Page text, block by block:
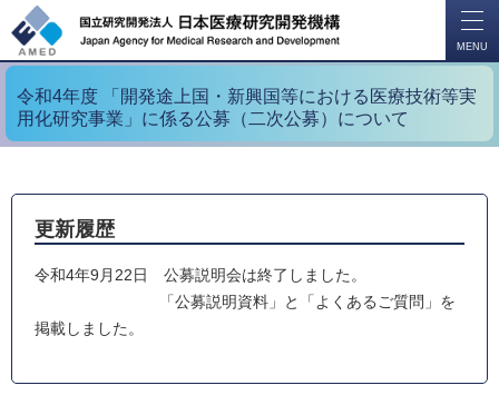
MENU
令和4年度 「開発途上国・新興国等における医療技術等実
用化研究事業」に係る公募（二次公募）について
更新履歴
令和4年9月22日 公募説明会は終了しました。
「公募説明資料」と「よくあるご質問」を
掲載しました。